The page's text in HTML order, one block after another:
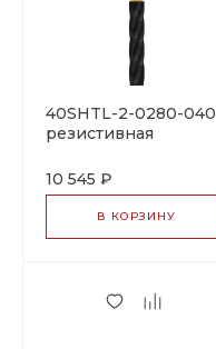
40SHTL-2-0280-040
резистивная
секция
10 545 ₽
В КОРЗИНУ